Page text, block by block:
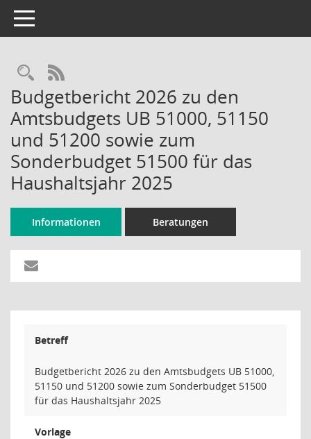
Toggle navigation
Rechercheauswahl
RSS-Feed
Budgetbericht 2026 zu den
Amtsbudgets UB 51000, 51150
und 51200 sowie zum
Sonderbudget 51500 für das
Haushaltsjahr 2025
Informationen Beratungen
Betreff
Budgetbericht 2026 zu den Amtsbudgets UB 51000,
51150 und 51200 sowie zum Sonderbudget 51500
für das Haushaltsjahr 2025
Vorlage